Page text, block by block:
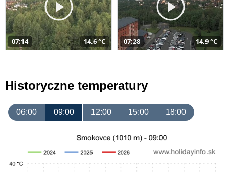
07:14 14,6 °C 07:28 14,9 °C
Historyczne temperatury
06:00 09:00 12:00 15:00 18:00